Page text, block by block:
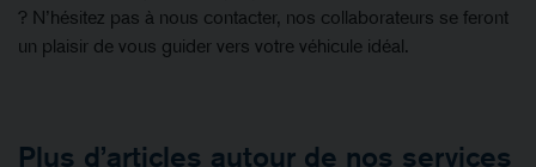
? N’hésitez pas à nous contacter, nos collaborateurs se feront
un plaisir de vous guider vers votre véhicule idéal.
Plus d’articles autour de nos services